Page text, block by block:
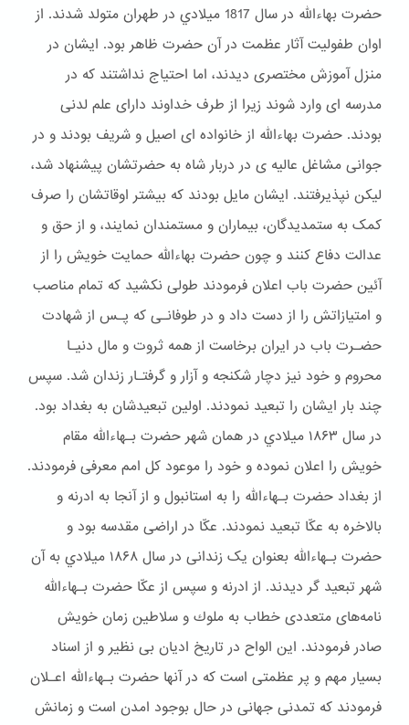
حضرت بهاءالله در سال 1817 ميلادي در طهران متولد شدند. از
اوان طفولیت آثار عظمت در آن حضرت ظاهر بود. ایشان در
منزل آموزش مختصری دیدند، اما احتیاج نداشتند که در
مدرسه ای وارد شوند زیرا از طرف خداوند دارای علم لدنی
بودند. حضرت بهاءالله از خانواده ای اصیل و شریف بودند و در
جوانی مشاغل عالیه ی در دربار شاه به حضرتشان پیشنهاد شد،
لیکن نپذیرفتند. ایشان مایل بودند که بیشتر اوقاتشان را صرف
کمک به ستمدیدگان، بیماران و مستمندان نمایند، و از حق و
عدالت دفاع کنند و چون حضرت بهاءالله حمایت خویش را از
آئین حضرت باب اعلان فرمودند طولی نکشید که تمام مناصب
و امتیازاتش را از دست داد و در طوفانـی که پـس از شهادت
حضـرت باب در ایران برخاست از همه ثروت و مال دنیـا
محروم و خود نیز دچار شكنجه و آزار و گرفتـار زندان شد. سپس
چند بار ایشان را تبعید نمودند. اولین تبعیدشان به بغداد بود.
در سال ۱۸۶۳ ميلادي در همان شهر حضرت بـهاءالله مقام
خويش را اعلان نموده و خود را موعود کل امم معرفی فرمودند.
از بغداد حضرت بـهاءالله را به استانبول و از آنجا به ادرنه و
بالاخره به عکّا تبعید نمودند. عکّا در اراضی مقدسه بود و
حضرت بـهاءالله بعنوان یک زندانی در سال ۱۸۶۸ ميلادي به آن
شهر تبعيد گر ديدند. از ادرنه و سپس از عکّا حضرت بـهاءالله
نامه‌های متعددی خطاب به ملوك و سلاطین زمان خویش
صادر فرمودند. این الواح در تاریخ ادیان بی نظیر و از اسناد
بسیار مهم و پر عظمتی است که در آنها حضرت بـهاءالله اعـلان
فرمودند که تمدنی جهانی در حال بوجود امدن است و زمانش